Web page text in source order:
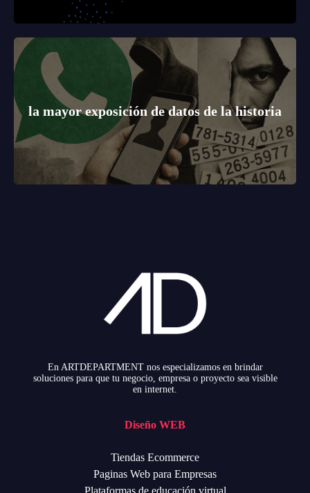
la mayor exposición de datos de la historia
En ARTDEPARTMENT nos especializamos en brindar
soluciones para que tu negocio, empresa o proyecto sea visible
en internet.
Diseño WEB
Tiendas Ecommerce
Paginas Web para Empresas